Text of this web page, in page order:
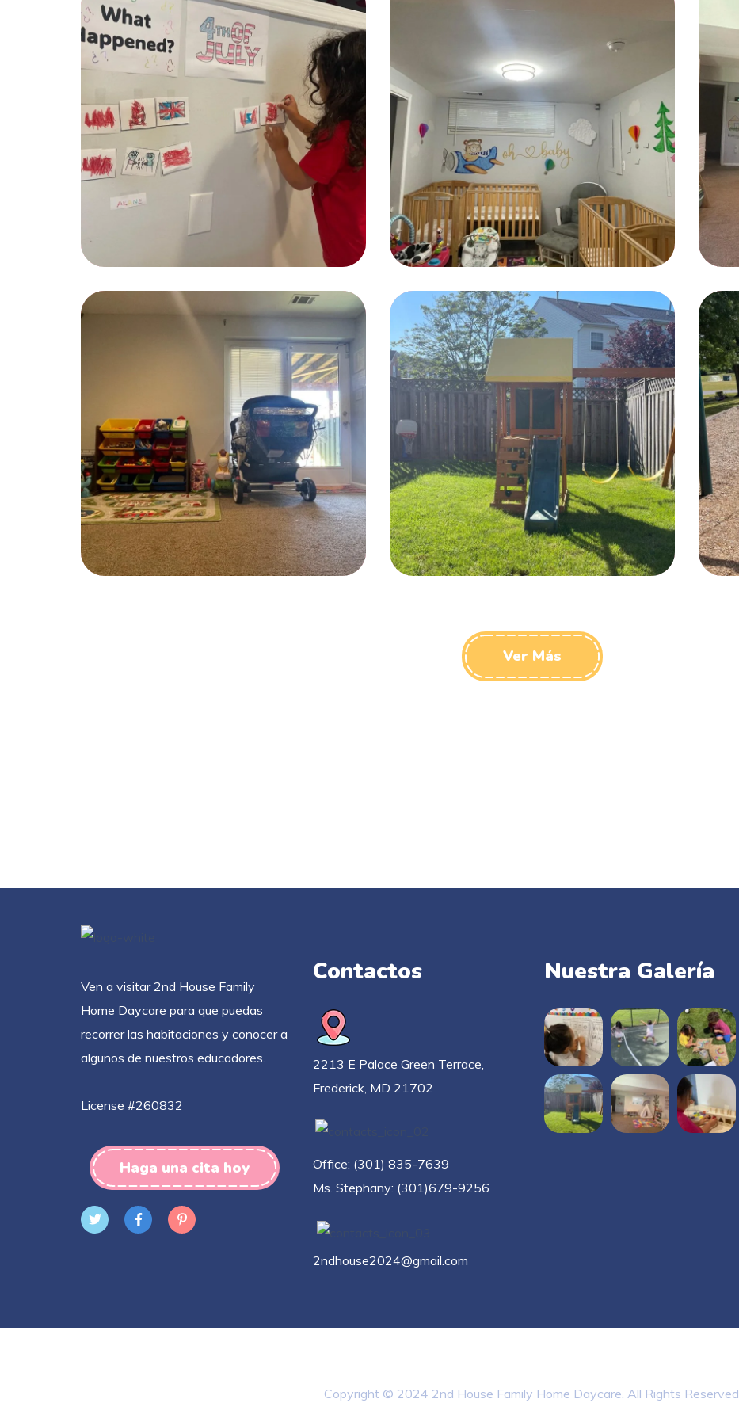
Spesial Education
KIDS
Languages
GAMES
Childcare
KIDS
Activity Rooms
TOYS
Ver Más
Ven a visitar 2nd House Family
Home Daycare para que puedas
recorrer las habitaciones y conocer a
algunos de nuestros educadores.
License #260832
Haga una cita hoy
Contactos
2213 E Palace Green Terrace,
Frederick, MD 21702
Office: (301) 835-7639
Ms. Stephany: (301)679-9256
2ndhouse2024@gmail.com
Nuestra Galería
Copyright © 2024 2nd House Family Home Daycare. All Rights Reserved.